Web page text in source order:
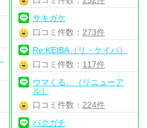
サキガケ
口コミ件数： 273件
Re:KEIBA（リ・ケイバ）
口コミ件数： 117件
ウマくる。（リニューア
ル）
口コミ件数： 224件
バクガチ